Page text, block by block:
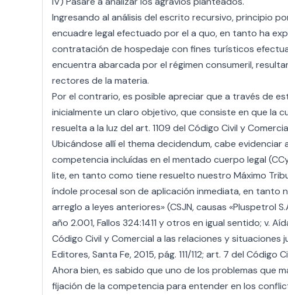
Ingresando al análisis del escrito recursivo, principio
encuadre legal efectuado por el a quo, en tanto ha
contratación de hospedaje con fines turísticos
encuentra abarcada por el régimen consumeril,
rectores de la materia.
Por el contrario, es posible apreciar que a través de
inicialmente un claro objetivo, que consiste en que la
resuelta a la luz del art. 1109 del Código Civil y
Ubicándose allí el thema decidendum, cabe
competencia incluídas en el mentado cuerpo legal
lite, en tanto como tiene resuelto nuestro Máximo
índole procesal son de aplicación inmediata, en tanto
arreglo a leyes anteriores» (CSJN, causas «Pluspetrol
año 2.001, Fallos 324:1411 y otros en igual sentido; v.
Código Civil y Comercial a las relaciones y situaciones
Editores, Santa Fe, 2015, pág. 111/112; art. 7 del Código
Ahora bien, es sabido que uno de los problemas que
fijación de la competencia para entender en los